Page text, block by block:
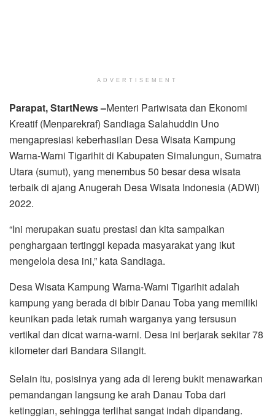
ADVERTISEMENT
Parapat,StartNews –Menteri Pariwisata dan Ekonomi
Kreatif (Menparekraf) Sandiaga Salahuddin Uno
mengapresiasi keberhasilan Desa Wisata Kampung
Warna-Warni Tigarihit di Kabupaten Simalungun, Sumatra
Utara (sumut), yang menembus 50 besar desa wisata
terbaik di ajang Anugerah Desa Wisata Indonesia (ADWI)
2022.
“Ini merupakan suatu prestasi dan kita sampaikan
penghargaan tertinggi kepada masyarakat yang ikut
mengelola desa ini,” kata Sandiaga.
Desa Wisata Kampung Warna-Warni Tigarihit adalah
kampung yang berada di bibir Danau Toba yang memiliki
keunikan pada letak rumah warganya yang tersusun
vertikal dan dicat warna-warni. Desa ini berjarak sekitar 78
kilometer dari Bandara Silangit.
Selain itu, posisinya yang ada di lereng bukit menawarkan
pemandangan langsung ke arah Danau Toba dari
ketinggian, sehingga terlihat sangat indah dipandang.